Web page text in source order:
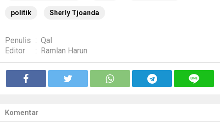
politik Sherly Tjoanda
Penulis : Qal
Editor
: Ramlan Harun
Komentar